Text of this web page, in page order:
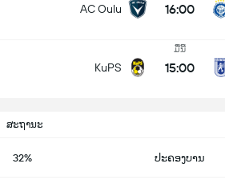
AC Oulu 16:00
KuPS
ມື້ນີ້
15:00
ສະຖານະ
32% ປະຄອງບານ